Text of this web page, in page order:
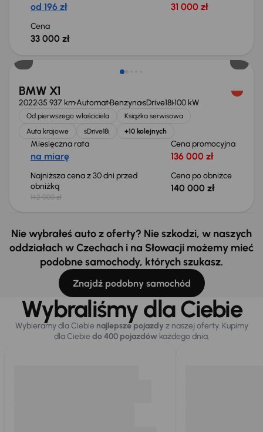
od 196 zł 31 000 zł
Cena
33 000 zł
BMW X1
202235 937 kmAutomatBenzynasDrive18i100 kW
Od pierwszego właściciela
Książka serwisowa
Auta krajowe
sDrive18i +10 kolejnych
Miesięczna rata
na miarę
Cena promocyjna
136 000 zł
Najniższa cena z 30 dni przed
obniżką
142 000 zł
Cena po obniżce
140 000 zł
Nie wybrałeś auto z oferty? Nie szkodzi, w naszych
oddziałach w Czechach i na Słowacji możemy mieć
podobne samochody, których szukasz.
Znajdź podobny samochód
Wybraliśmy dla Ciebie
Wybieramy dla Ciebie najlepsze pojazdy z naszej oferty. Kupimy
dla Ciebiedo 400 pojazdówkażdego dnia.